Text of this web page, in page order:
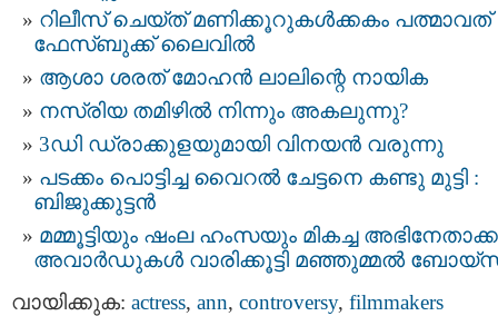
റിലീസ് ചെയ്ത് മണിക്കൂറുകൾക്കകം പത്മാവത്
ഫേസ്ബുക്ക് ലൈവിൽ
ആശാ ശരത് മോഹൻ ലാലിന്റെ നായിക
നസ്രിയ തമിഴില്‍ നിന്നും അകലുന്നു?
3ഡി ഡ്രാക്കുളയുമായി വിനയന്‍ വരുന്നു
പടക്കം പൊട്ടിച്ച വൈറൽ ചേട്ടനെ കണ്ടു മുട്ടി :
ബിജുക്കുട്ടൻ
മമ്മൂട്ടിയും ഷംല ഹംസയും മികച്ച
അവാർഡുകൾ വാരിക്കൂട്ടി മഞ്ഞുമ്മൽ
വായിക്കുക: actress, ann, controversy, filmmakers